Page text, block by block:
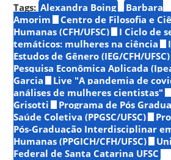
Tags: Alexandra Boing
Barbara
Amorim
Centro de Filosofia e
Humanas (CFH/UFSC)
I Ciclo de
temáticos: mulheres na ciência
Estudos de Gênero (IEG/CFH/UFSC)
Pesquisa Econômica Aplicada
Garcia
Live "A pandemia de
análises de mulheres cientistas"
Grisotti
Programa de Pós
Saúde Coletiva (PPGSC/UFSC)
Pós-Graduação Interdisciplinar
Humanas (PPGICH/CFH/UFSC)
Federal de Santa Catarina UFSC